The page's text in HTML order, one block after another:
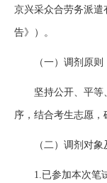
京兴采众合劳务派
告》）。
（一）调剂原则
坚持公开、平等、
序，结合考生志愿，
（二）调剂对象
1.已参加本次笔试